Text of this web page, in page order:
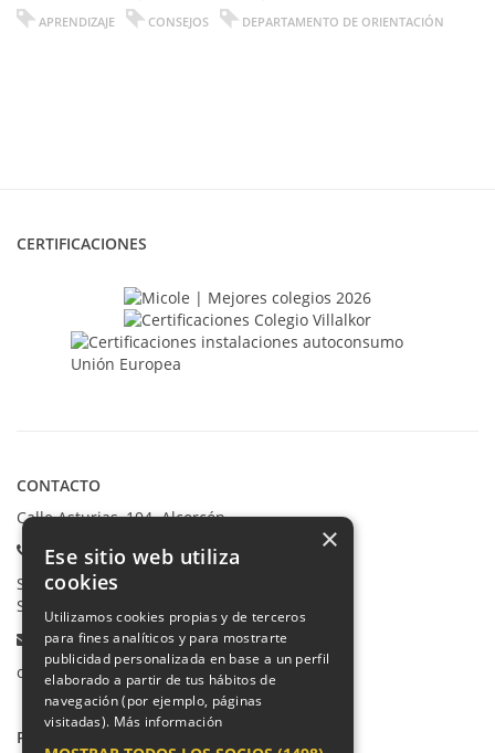
APRENDIZAJE
CONSEJOS DEPARTAMENTO DE ORIENTACIÓN
CERTIFICACIONES
CONTACTO
Calle Asturias, 104. Alcorcón
Teléfonos:
Secretaría Ppal:
Secretaría Infantil:
Email:
colegio@villalkor.com
PRIVACIDAD
×
Ese sitio web utiliza
cookies
Utilizamos cookies propias y de terceros
para fines analíticos y para mostrarte
publicidad personalizada en base a un perfil
elaborado a partir de tus hábitos de
navegación (por ejemplo, páginas
visitadas). Más información